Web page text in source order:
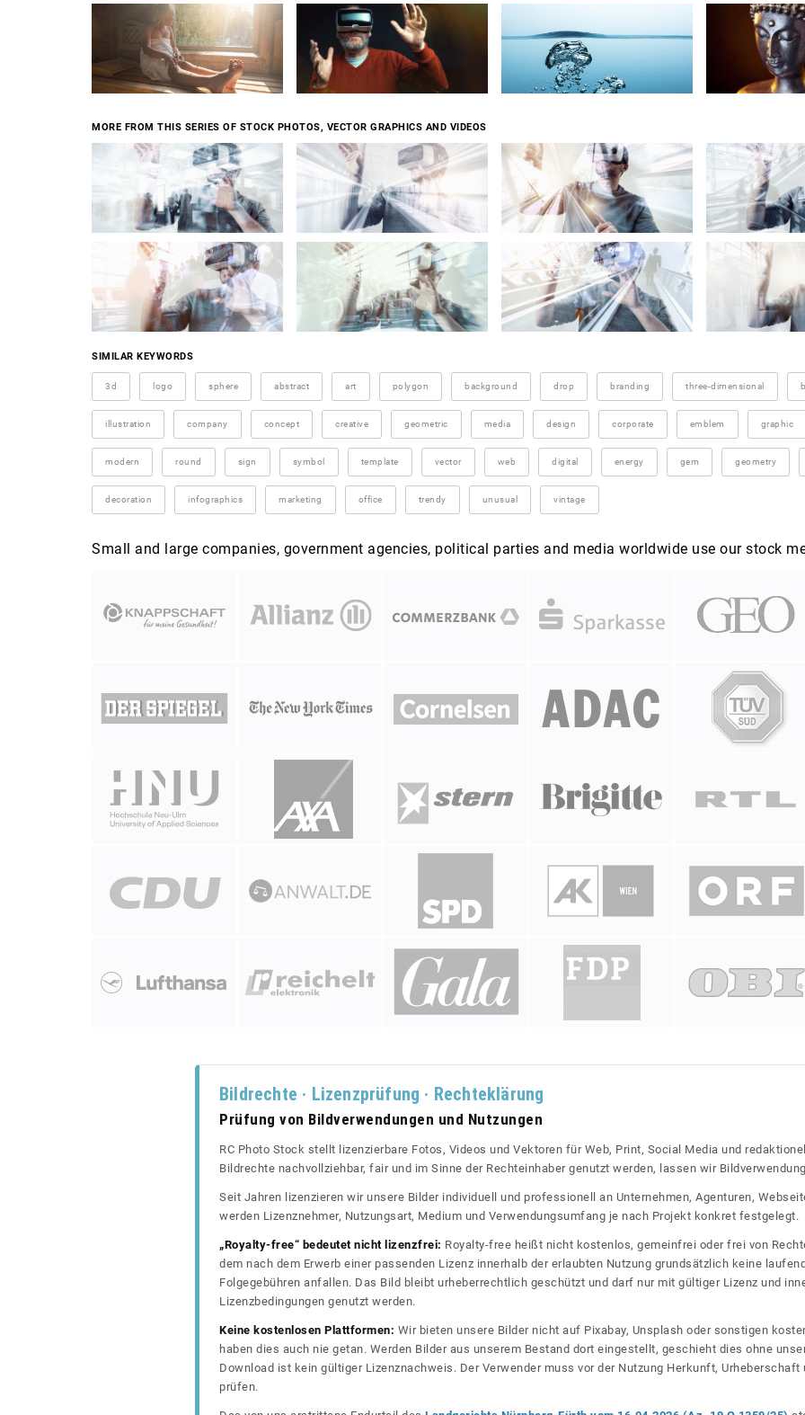
MORE FROM THIS SERIES OF STOCK PHOTOS, VECTOR GRAPHICS AND VIDEOS
SIMILAR KEYWORDS
3d logo sphere abstract art polygon background drop branding three-dimensional
illustration company concept creative geometric media design corporate emblem graphic
modern round sign symbol template vector web digital energy gem geometry
decoration infographics marketing office trendy unusual vintage
Small and large companies, government agencies, political parties and media worldwide use our stock
Bildrechte · Lizenzprüfung · Rechteklärung
Prüfung von Bildverwendungen und Nutzungen
RC Photo Stock stellt lizenzierbare Fotos, Videos und Vektoren für Web, Print, Social Media und
Bildrechte nachvollziehbar, fair und im Sinne der Rechteinhaber genutzt werden, lassen wir
Seit Jahren lizenzieren wir unsere Bilder individuell und professionell an Unternehmen, Agenturen,
werden Lizenznehmer, Nutzungsart, Medium und Verwendungsumfang je nach Projekt konkret festgelegt.
„Royalty-free“ bedeutet nicht lizenzfrei: Royalty-free heißt nicht kostenlos, gemeinfrei oder frei von
dem nach dem Erwerb einer passenden Lizenz innerhalb der erlaubten Nutzung grundsätzlich keine
Folgegebühren anfallen. Das Bild bleibt urheberrechtlich geschützt und darf nur mit gültiger Lizenz und
Lizenzbedingungen genutzt werden.
Keine kostenlosen Plattformen: Wir bieten unsere Bilder nicht auf Pixabay, Unsplash oder sonstigen
haben dies auch nie getan. Werden Bilder aus unserem Bestand dort eingestellt, geschieht dies ohne
Download ist kein gültiger Lizenznachweis. Der Verwender muss vor der Nutzung Herkunft,
prüfen.